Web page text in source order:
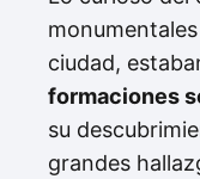
ciudad,
formaciones
su
grandes